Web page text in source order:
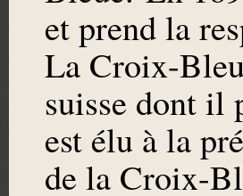
et prend la
La Croix-
suisse dont il
est élu à la
de la Croix-